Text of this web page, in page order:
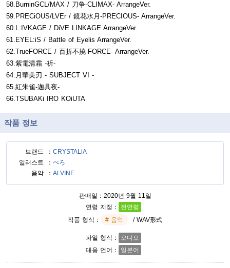
58.BurninGCL/MAX / 刀争-CLIMAX- ArrangeVer.
59.PRECiOUS/LVEr / 鏡花水月-PRECIOUS- ArrangeVer.
60.L:IVKAGE / DiVE LINKAGE ArrangeVer.
61.EYEL:iS / Battle of Eyelis ArrangeVer.
62.TrueFORCE / 百折不撓-FORCE- ArrangeVer.
63.紫電清霜 -祈-
64.月華美刃 - SUBJECT VI -
65.紅朱雀-迦具夜-
66.TSUBAKi IRO KOiUTA
작품 정보
브랜드
CRYSTALiA
일러스트
ぺろ
음악
ALVINE
판매일
2020년 9월 11일
연령 지정
전연령
작품 형식
음악 / WAV形式
파일 형식
오디오
대응 언어
일본어